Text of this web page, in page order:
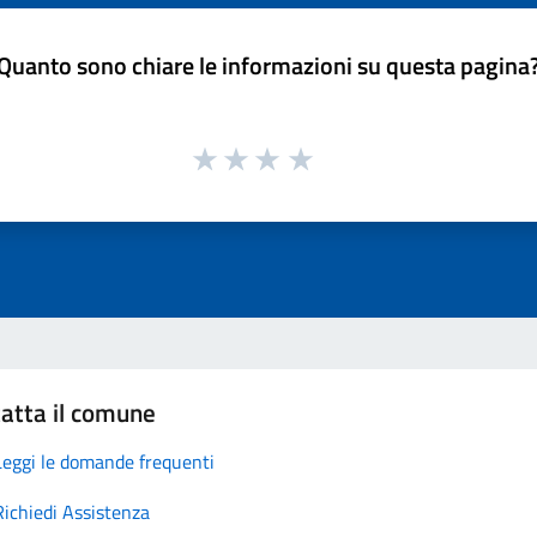
sono chiare le informazioni su questa
il comune
le domande frequenti
Assistenza